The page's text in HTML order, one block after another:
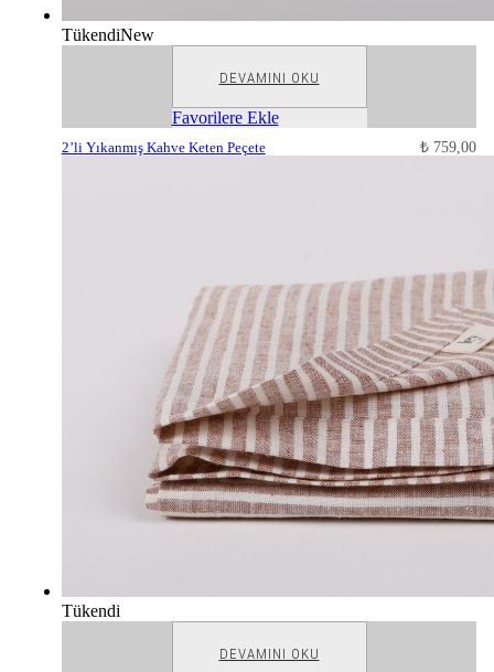
TükendiNew
DEVAMINI OKU
Favorilere Ekle
2’li Yıkanmış Kahve Keten Peçete ₺ 759,00
Tükendi
DEVAMINI OKU